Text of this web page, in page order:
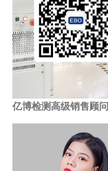
亿博检测高级销售顾问